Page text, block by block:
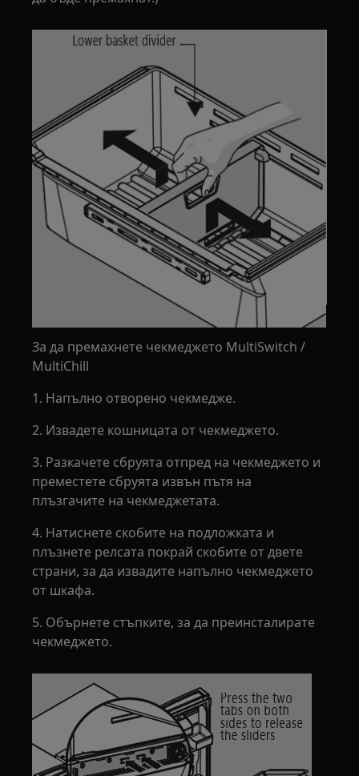
За да премахнете чекмеджето MultiSwitch /
MultiChill
1. Напълно отворено чекмедже.
2. Извадете кошницата от чекмеджето.
3. Разкачете сбруята отпред на чекмеджето и
преместете сбруята извън пътя на
плъзгачите на чекмеджетата.
4. Натиснете скобите на подложката и
плъзнете релсата покрай скобите от двете
страни, за да извадите напълно чекмеджето
от шкафа.
5. Обърнете стъпките, за да преинсталирате
чекмеджето.